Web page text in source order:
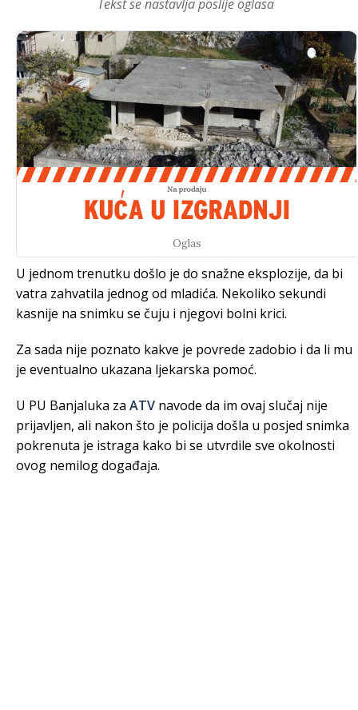
Tekst se nastavlja poslije oglasa
Oglas
U jednom trenutku došlo je do snažne eksplozije, da bi
vatra zahvatila jednog od mladića. Nekoliko sekundi
kasnije na snimku se čuju i njegovi bolni krici.
Za sada nije poznato kakve je povrede zadobio i da li mu
je eventualno ukazana ljekarska pomoć.
U PU Banjaluka za ATV navode da im ovaj slučaj nije
prijavljen, ali nakon što je policija došla u posjed snimka
pokrenuta je istraga kako bi se utvrdile sve okolnosti
ovog nemilog događaja.